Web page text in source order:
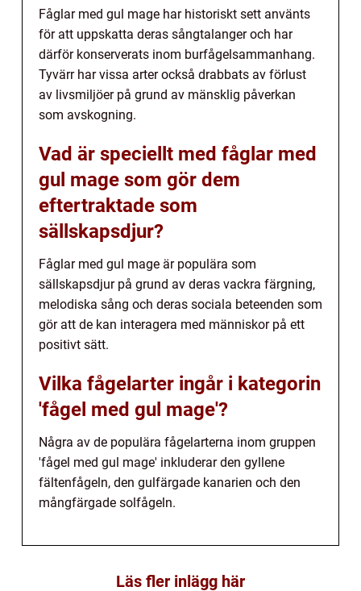
Fåglar med gul mage har historiskt sett använts
för att uppskatta deras sångtalanger och har
därför konserverats inom burfågelsammanhang.
Tyvärr har vissa arter också drabbats av förlust
av livsmiljöer på grund av mänsklig påverkan
som avskogning.
Vad är speciellt med fåglar med
gul mage som gör dem
eftertraktade som
sällskapsdjur?
Fåglar med gul mage är populära som
sällskapsdjur på grund av deras vackra färgning,
melodiska sång och deras sociala beteenden som
gör att de kan interagera med människor på ett
positivt sätt.
Vilka fågelarter ingår i kategorin
'fågel med gul mage'?
Några av de populära fågelarterna inom gruppen
'fågel med gul mage' inkluderar den gyllene
fältenfågeln, den gulfärgade kanarien och den
mångfärgade solfågeln.
Läs fler inlägg här